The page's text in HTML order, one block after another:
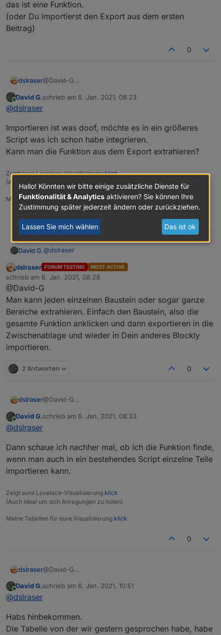
Baustein zu finden.
Kann mir jemand sagen, wie ich den erreiche?
das ist eine Funktion.
(oder Du importierst den Export aus dem ersten
Beitrag)
0
dslraser@David-G
das ist eine Funktion.
Online
David G.schrieb am 6. Jan. 2021, 08:23
zuletzt editiert von
@dslraser
Importieren ist was doof, möchte es in ein größeres
Script was ich schon habe integrieren.
Kann man die Funktion aus dem Export extrahieren?
Zeigt eure Lovelace-Visualisierungklick
(Auch ideal um sich Anregungen zu holen)
Meine Tabellen für eure Visualisierungklick
0
David G.@dslraser
Importieren ist was doof, möchte es in ein größeres
Script was ich schon habe integrieren.
Kann man die Funktion aus dem Export extrahieren?
Offline
dslraser FORUM TESTING MOST ACTIVE
schrieb am 6. Jan. 2021, 08:28
zuletzt editiert von
@David-G
Man kann jeden einzelnen Baustein oder sogar ganze
Bereiche extrahieren. Einfach den Baustein, also die
gesamte Funktion anklicken und dann exportieren in die
Zwischenablage und wieder in Dein anderes Blockly
importieren.
2 Antworten 0
dslraser@David-G
Bereiche extrahieren. Einfach den Baustein, also die
Blockly importieren.
Online
David G.schrieb am 6. Jan. 2021, 08:33
zuletzt editiert von
@dslraser
Dann schaue ich nachher mal, ob ich die Funktion finde,
wenn man auch in ein bestehendes Script einzelne Teile
importieren kann.
Zeigt eure Lovelace-Visualisierung klick
(Auch ideal um sich Anregungen zu holen)
Meine Tabellen für eure Visualisierung klick
0
dslraser@David-G
Bereiche extrahieren. Einfach den Baustein, also die
Blockly importieren.
Online
David G.schrieb am 6. Jan. 2021, 10:51
zuletzt editiert von
@dslraser
Habs hinbekommen.
Die Tabelle von der wir gestern gesprochen habe, habe
Hallo! Könnten wir bitte einige zusätzliche Dienste für
Funktionalität & Analytics aktivieren? Sie können Ihre
Zustimmung später jederzeit ändern oder zurückziehen.
Lassen Sie mich wählen Das ist ok